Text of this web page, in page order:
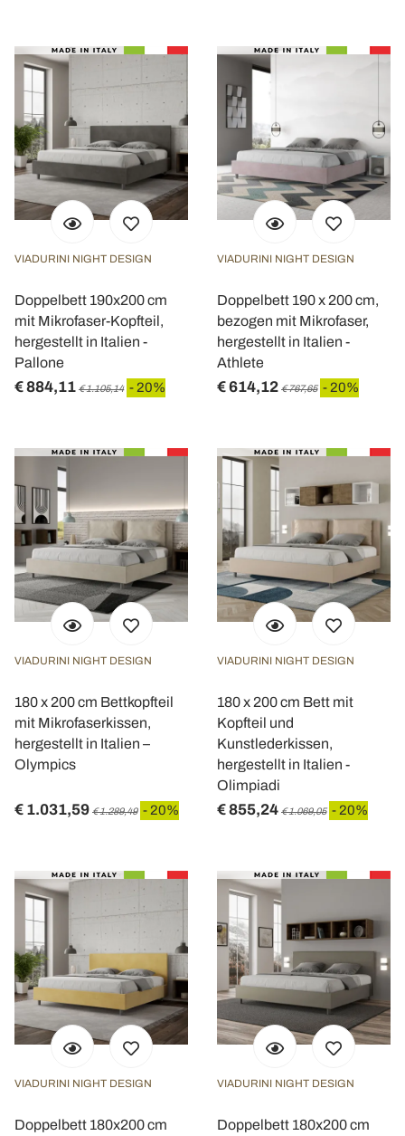
VIADURINI NIGHT DESIGN
Doppelbett 190x200 cm
mit Mikrofaser-Kopfteil,
hergestellt in Italien -
Pallone
€ 884,11 € 1.105,14 - 20%
VIADURINI NIGHT DESIGN
Doppelbett 190 x 200 cm,
bezogen mit Mikrofaser,
hergestellt in Italien -
Athlete
€ 614,12 € 767,65 - 20%
VIADURINI NIGHT DESIGN
180 x 200 cm Bettkopfteil
mit Mikrofaserkissen,
hergestellt in Italien –
Olympics
€ 1.031,59 € 1.289,49 - 20%
VIADURINI NIGHT DESIGN
180 x 200 cm Bett mit
Kopfteil und
Kunstlederkissen,
hergestellt in Italien -
Olimpiadi
€ 855,24 € 1.069,05 - 20%
VIADURINI NIGHT DESIGN
Doppelbett 180x200 cm
VIADURINI NIGHT DESIGN
Doppelbett 180x200 cm